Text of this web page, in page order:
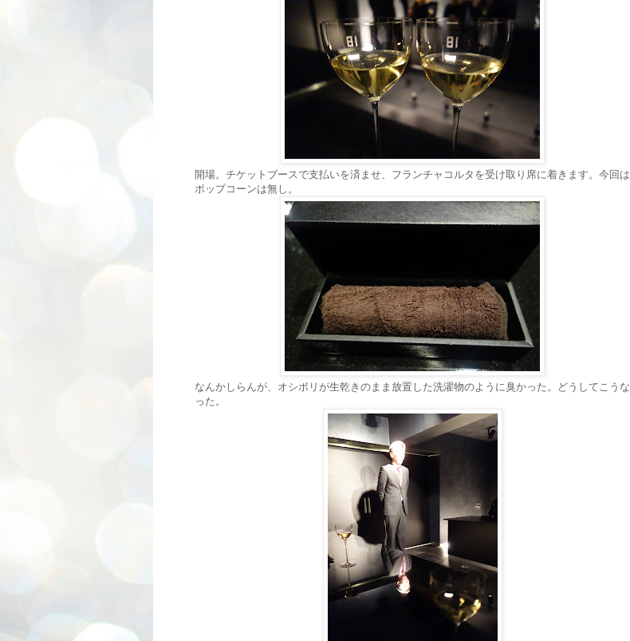
開場。チケットブースで支払いを済ませ、フランチャコルタを受け取り席に着きます。今回は
ポップコーンは無し。
なんかしらんが、オシボリが生乾きのまま放置した洗濯物のように臭かった。どうしてこうな
った。